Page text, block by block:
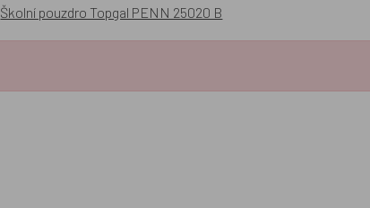
Školní pouzdro Topgal PENN 25020 B